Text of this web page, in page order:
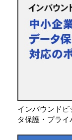
インバウンド
タ保護・プラ